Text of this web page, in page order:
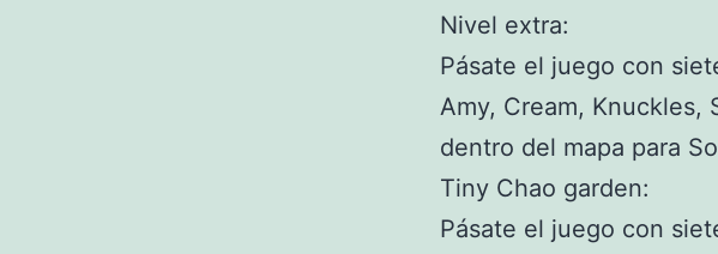
Nivel extra:
Pásate el juego con
Amy, Cream, Knuckles,
dentro del mapa para
Tiny Chao garden:
Pásate el juego con